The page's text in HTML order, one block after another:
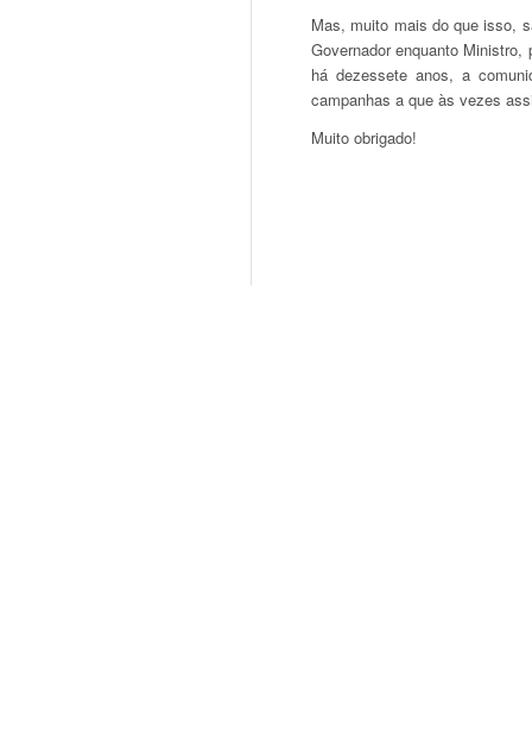
Mas, muito mais do que isso,
Governador enquanto
há dezessete anos, a
campanhas a que às vezes
Muito obrigado!